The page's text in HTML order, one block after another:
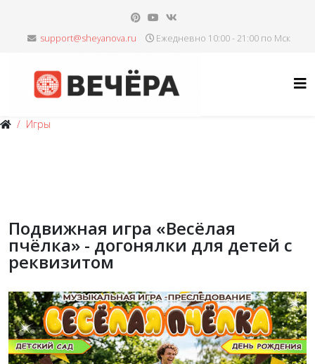
Ежедневно 10:00 - 21:00 по Мск
Игры
Подвижная игра «Весёлая
пчёлка» - догонялки для детей с
реквизитом